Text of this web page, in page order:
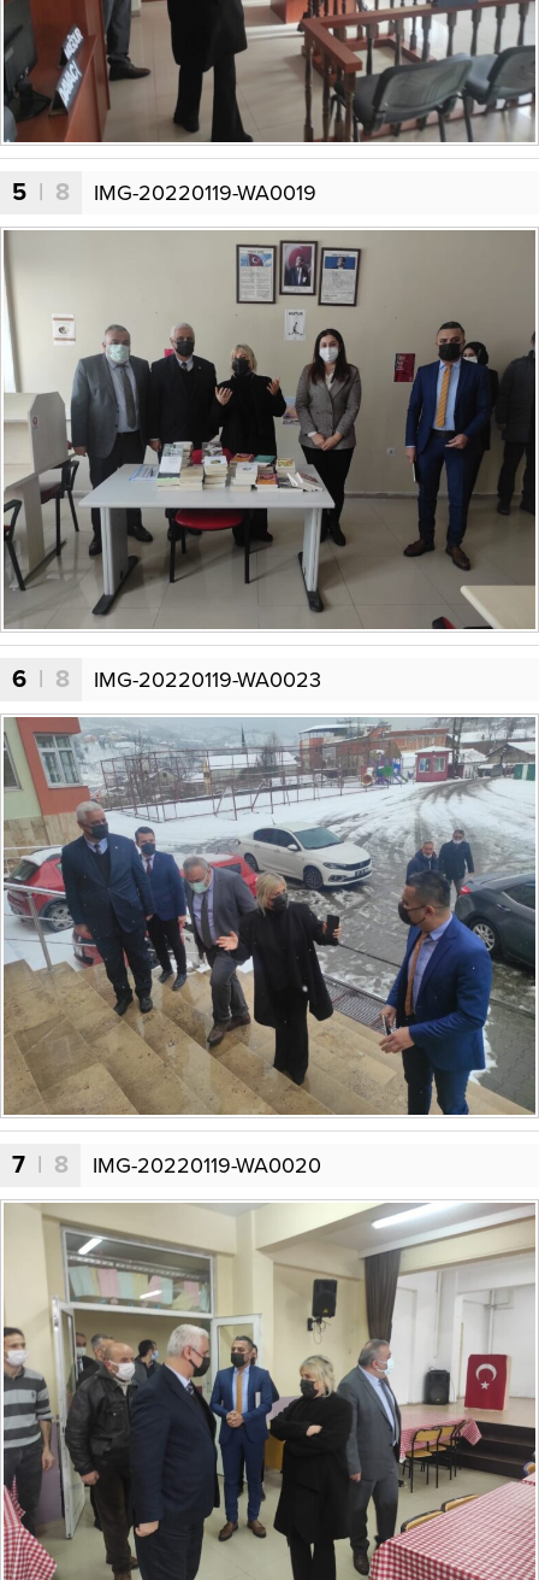
5 | 8 IMG-20220119-WA0019
6 | 8 IMG-20220119-WA0023
7 | 8 IMG-20220119-WA0020